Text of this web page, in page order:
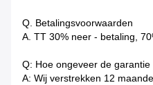
Q. Betalingsvoorwaarden
A. TT 30% neer - betaling,
Q: Hoe ongeveer de
A: Wij verstrekken 12